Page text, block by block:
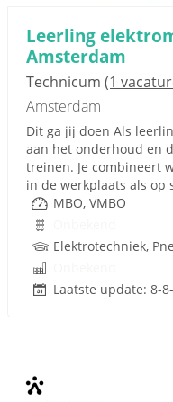
Leerling
Amsterdam
Technicum (1
Amsterdam
Dit ga jij doen Als
aan het onderhoud en
treinen. Je combineert
in de werkplaats als op
MBO, VMBO
Elektrotechniek,
Laatste update: 8-